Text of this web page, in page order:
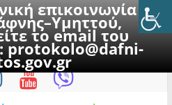
επικοινωνία με
το email του
protokolo@dafni-
Αυγούστου 2026